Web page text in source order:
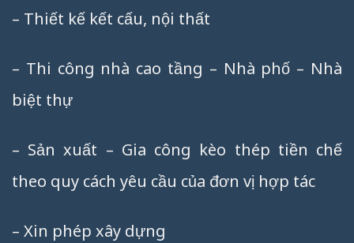
– Thiết kế kết cấu, nội thất
– Thi công nhà cao tầng – Nhà phố – Nhà
biệt thự
– Sản xuất – Gia công kèo thép tiền chế
theo quy cách yêu cầu của đơn vị hợp tác
– Xin phép xây dựng